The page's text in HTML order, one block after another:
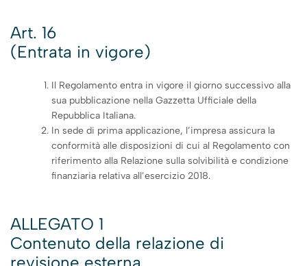
Art. 16
(Entrata in vigore)
Il Regolamento entra in vigore il giorno successivo alla
sua pubblicazione nella Gazzetta Ufficiale della
Repubblica Italiana.
In sede di prima applicazione, l’impresa assicura la
conformità alle disposizioni di cui al Regolamento con
riferimento alla Relazione sulla solvibilità e condizione
finanziaria relativa all’esercizio 2018.
ALLEGATO 1
Contenuto della relazione di